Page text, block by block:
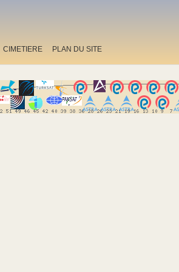
CIMETIERE PLAN DU SITE